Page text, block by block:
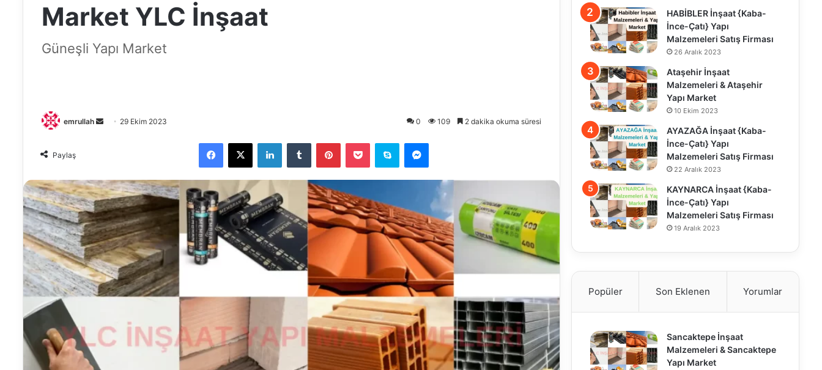
Market YLC İnşaat
Güneşli Yapı Market
emrullah
Bir
29 Ekim 2023 0 109 2 dakika okuma süresi
Paylaş
Facebook
X LinkedInTumblr PinterestPocket Skype Messenger
HABİBLER İnşaat {Kaba-
İnce-Çatı} Yapı
Malzemeleri Satış Firması
26 Aralık 2023
Ataşehir İnşaat
Malzemeleri & Ataşehir
Yapı Market
10 Ekim 2023
AYAZAĞA İnşaat {Kaba-
İnce-Çatı} Yapı
Malzemeleri Satış Firması
22 Aralık 2023
KAYNARCA İnşaat {Kaba-
İnce-Çatı} Yapı
Malzemeleri Satış Firması
19 Aralık 2023
Popüler Son Eklenen Yorumlar
Sancaktepe İnşaat
Malzemeleri & Sancaktepe
Yapı Market